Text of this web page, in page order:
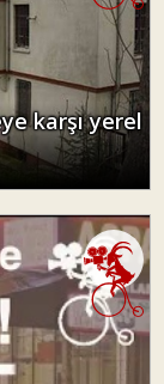
karşı yerel